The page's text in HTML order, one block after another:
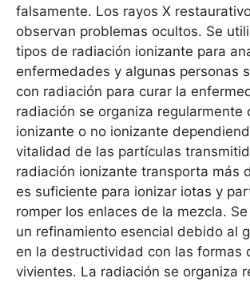
falsamente. Los rayos X
observan problemas ocultos. Se
tipos de radiación ionizante para
enfermedades y algunas personas
con radiación para curar la
radiación se organiza regularmente
ionizante o no ionizante
vitalidad de las partículas
radiación ionizante transporta más
es suficiente para ionizar iotas y
romper los enlaces de la mezcla.
un refinamiento esencial debido al
en la destructividad con las formas
vivientes. La radiación se organiza